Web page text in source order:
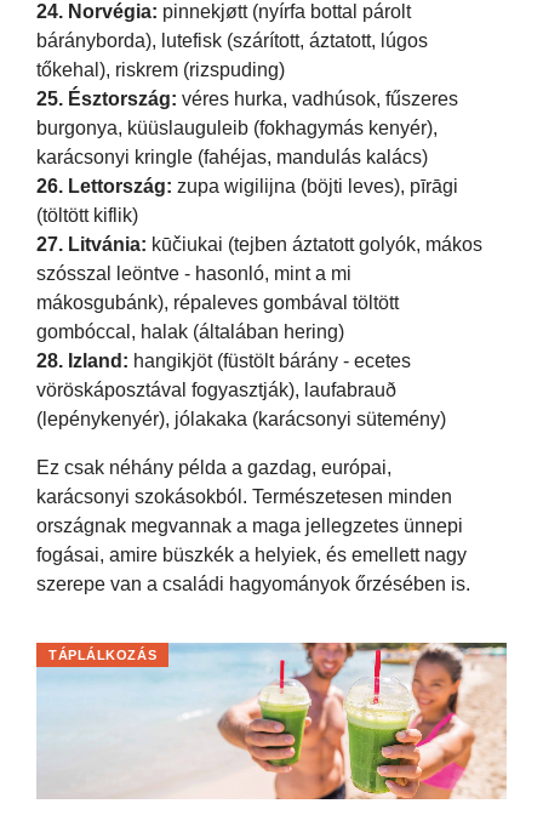
24. Norvégia: pinnekjøtt (nyírfa bottal párolt
bárányborda), lutefisk (szárított, áztatott, lúgos
tőkehal), riskrem (rizspuding)
25. Észtország: véres hurka, vadhúsok, fűszeres
burgonya, küüslauguleib (fokhagymás kenyér),
karácsonyi kringle (fahéjas, mandulás kalács)
26. Lettország: zupa wigilijna (böjti leves), pīrāgi
(töltött kiflik)
27. Litvánia: kūčiukai (tejben áztatott golyók, mákos
szósszal leöntve - hasonló, mint a mi
mákosgubánk), répaleves gombával töltött
gombóccal, halak (általában hering)
28. Izland: hangikjöt (füstölt bárány - ecetes
vöröskáposztával fogyasztják), laufabrauð
(lepénykenyér), jólakaka (karácsonyi sütemény)
Ez csak néhány példa a gazdag, európai,
karácsonyi szokásokból. Természetesen minden
országnak megvannak a maga jellegzetes ünnepi
fogásai, amire büszkék a helyiek, és emellett nagy
szerepe van a családi hagyományok őrzésében is.
TÁPLÁLKOZÁS